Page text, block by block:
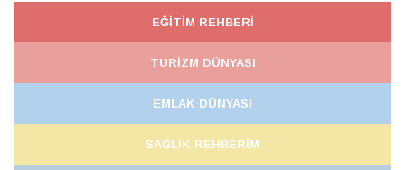
EĞİTİM REHBERİ
TURİZM DÜNYASI
EMLAK DÜNYASI
SAĞLIK REHBERİM